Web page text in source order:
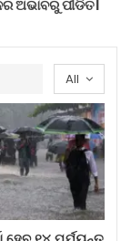
ଫ୍ଲୁ ମହାମାରୀ
ହୋଇଛି ଯେ
ଏବଂ
ବନ୍ଦ କରିବାକୁ
ଅଭାବରୁ ପୀଡିତ।
All